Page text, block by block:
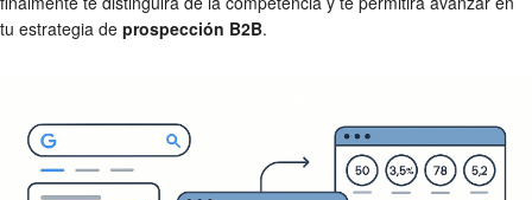
tu estrategia de prospección B2B.